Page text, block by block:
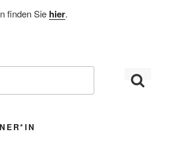
finden Sie hier.